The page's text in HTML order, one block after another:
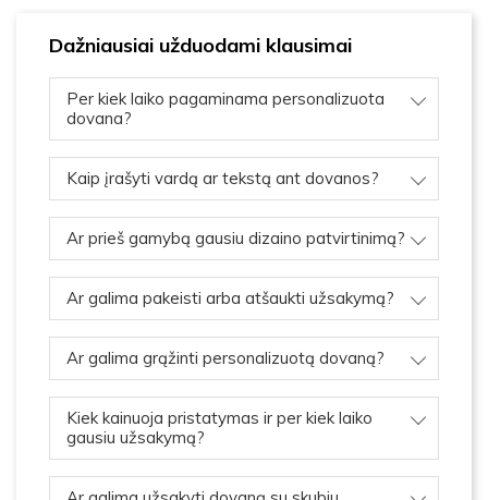
Dažniausiai užduodami klausimai
Per kiek laiko pagaminama personalizuota
dovana?
Kaip įrašyti vardą ar tekstą ant dovanos?
Ar prieš gamybą gausiu dizaino patvirtinimą?
Ar galima pakeisti arba atšaukti užsakymą?
Ar galima grąžinti personalizuotą dovaną?
Kiek kainuoja pristatymas ir per kiek laiko
gausiu užsakymą?